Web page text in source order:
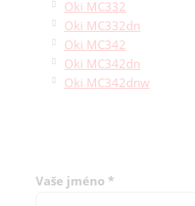
Oki MC332
Oki MC332dn
Oki MC342
Oki MC342dn
Oki MC342dnw
Vaše jméno *